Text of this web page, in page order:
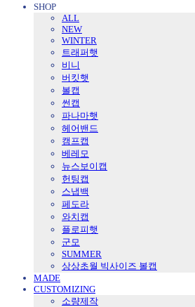
SHOP
ALL
NEW
WINTER
트래퍼햇
비니
버킷햇
볼캡
썬캡
파나마햇
헤어밴드
캠프캡
베레모
뉴스보이캡
헌팅캡
스냅백
페도라
와치캡
플로피햇
군모
SUMMER
상상초월 빅사이즈 볼캡
MADE
CUSTOMIZING
소량제작